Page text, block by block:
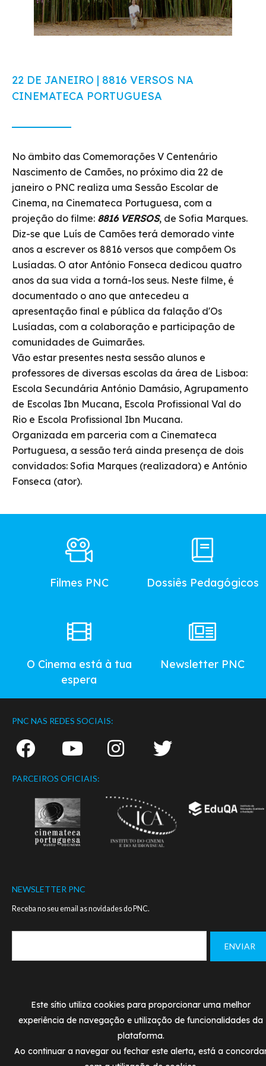
22 DE JANEIRO | 8816 VERSOS NA
CINEMATECA PORTUGUESA
No âmbito das Comemorações V Centenário
Nascimento de Camões, no próximo dia 22 de
janeiro o PNC realiza uma Sessão Escolar de
Cinema, na Cinemateca Portuguesa, com a
projeção do filme: 8816 VERSOS, de Sofia Marques.
Diz-se que Luís de Camões terá demorado vinte
anos a escrever os 8816 versos que compõem Os
Lusíadas. O ator António Fonseca dedicou quatro
anos da sua vida a torná-los seus. Neste filme, é
documentado o ano que antecedeu a
apresentação final e pública da falação d'Os
Lusíadas, com a colaboração e participação de
comunidades de Guimarães.
Vão estar presentes nesta sessão alunos e
professores de diversas escolas da área de Lisboa:
Escola Secundária António Damásio, Agrupamento
de Escolas Ibn Mucana, Escola Profissional Val do
Rio e Escola Profissional Ibn Mucana.
Organizada em parceria com a Cinemateca
Portuguesa, a sessão terá ainda presença de dois
convidados: Sofia Marques (realizadora) e António
Fonseca (ator).
Filmes PNC Dossiês Pedagógicos
O Cinema está à tua
espera
Newsletter PNC
PNC NAS REDES SOCIAIS:
PARCEIROS OFICIAIS:
NEWSLETTER PNC
Receba no seu email as novidades do PNC.
menu
POLÍTICA DE PRIVACIDADE TERMOS DE
© PNC 2020
SIMBIOSE
Este sítio utiliza cookies para proporcionar uma melhor
experiência de navegação e utilização de funcionalidades da
plataforma.
Ao continuar a navegar ou fechar este alerta, está a